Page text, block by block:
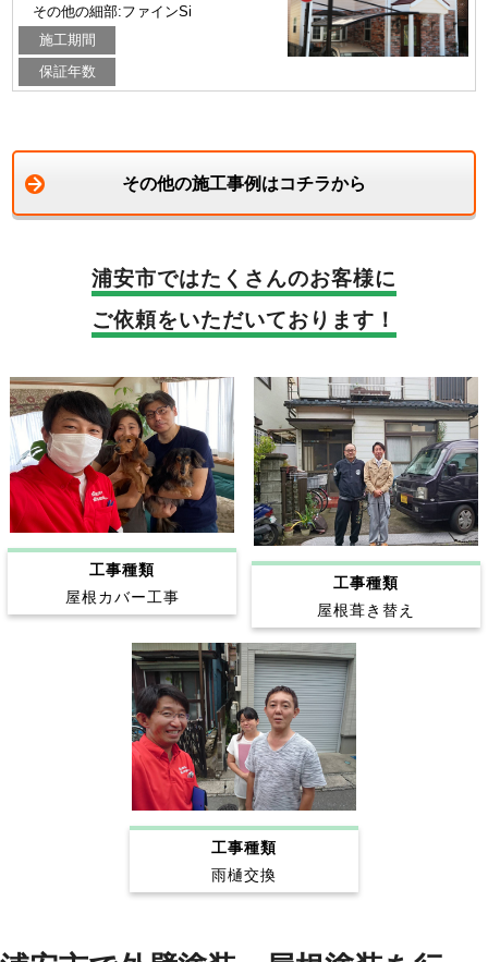
その他の細部:ファインSi
施工期間
保証年数
その他の施工事例はコチラから
浦安市ではたくさんのお客様に
ご依頼をいただいております！
工事種類
屋根カバー工事
工事種類
屋根葺き替え
工事種類
雨樋交換